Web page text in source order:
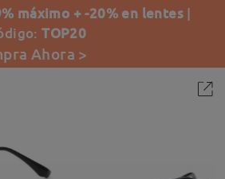
máximo + -20% en lentes |
TOP20
Ahora >